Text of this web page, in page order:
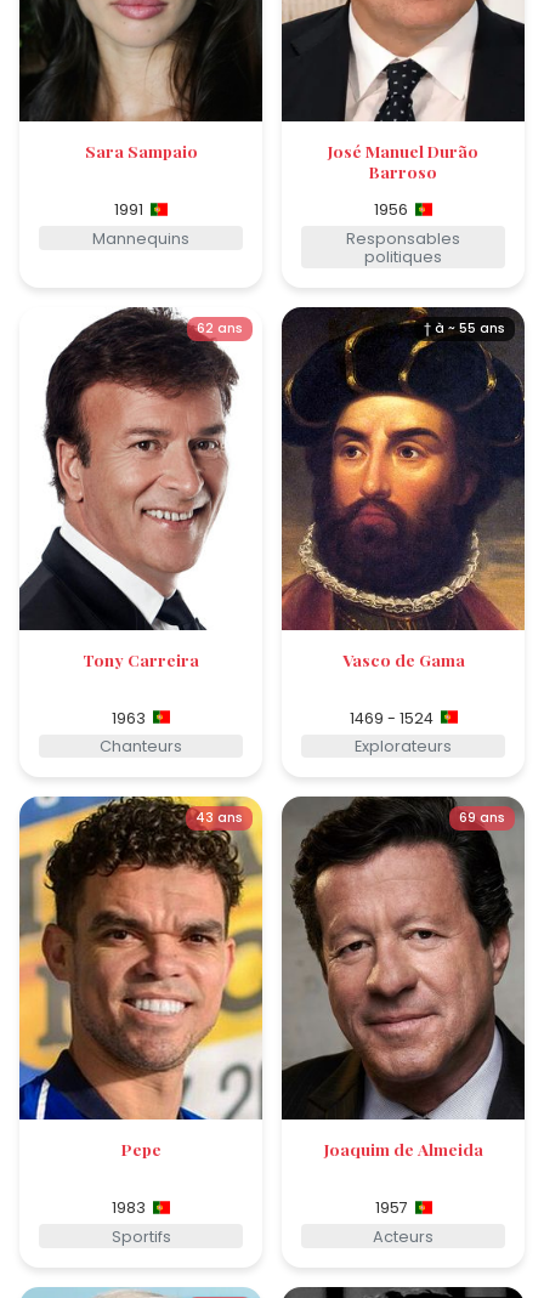
Sara Sampaio
1991
Mannequins
José Manuel Durão
Barroso
1956
Responsables
politiques
62 ans
Tony Carreira
1963
Chanteurs
† à ~ 55 ans
Vasco de Gama
1469 - 1524
Explorateurs
43 ans
Pepe
1983
Sportifs
69 ans
Joaquim de Almeida
1957
Acteurs